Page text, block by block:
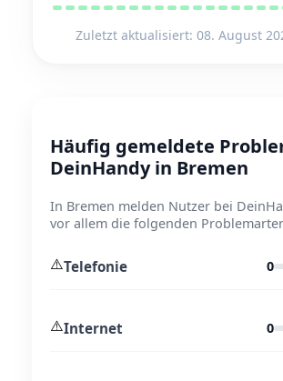
Zuletzt aktualisiert: 08. August
Häufig gemeldete
DeinHandy in Bremen
In Bremen melden Nutzer bei
vor allem die folgenden
⚠️Telefonie 0
⚠️Internet 0